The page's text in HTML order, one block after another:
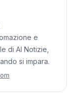
e
di AI Notizie,
si impara.